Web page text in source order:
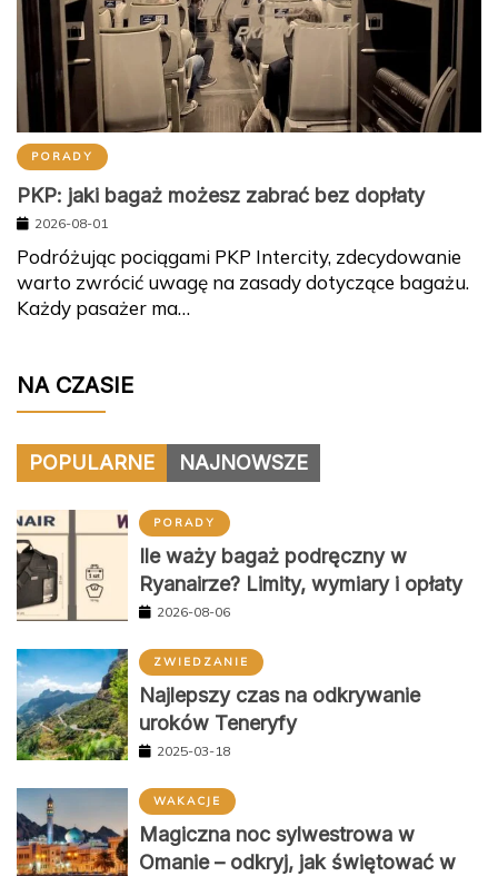
PORADY
PKP: jaki bagaż możesz zabrać bez dopłaty
2026-08-01
Podróżując pociągami PKP Intercity, zdecydowanie
warto zwrócić uwagę na zasady dotyczące bagażu.
Każdy pasażer ma…
NA CZASIE
POPULARNE NAJNOWSZE
PORADY
Ile waży bagaż podręczny w
Ryanairze? Limity, wymiary i opłaty
2026-08-06
ZWIEDZANIE
Najlepszy czas na odkrywanie
uroków Teneryfy
2025-03-18
WAKACJE
Magiczna noc sylwestrowa w
Omanie – odkryj, jak świętować w